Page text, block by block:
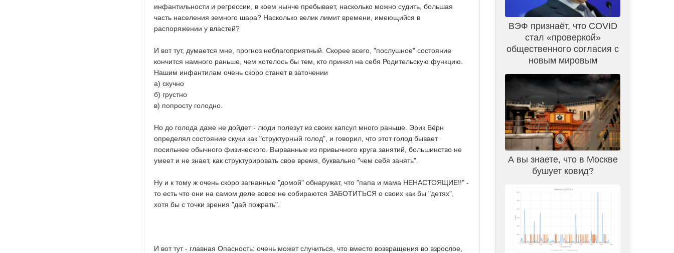
инфантильности и регрессии, в коем нынче пребывает, насколько можно судить, большая
часть населения земного шара? Насколько велик лимит времени, имеющийся в
распоряжении у властей?
И вот тут, думается мне, прогноз неблагоприятный. Скорее всего, "послушное" состояние
кончится намного раньше, чем хотелось бы тем, кто принял на себя Родительскую функцию.
Нашим инфантилам очень скоро станет в заточении
а) скучно
б) грустно
в) попросту голодно.
Но до голода даже не дойдет - люди полезут из своих капсул много раньше. Эрик Бёрн
определял состояние скуки как "структурный голод", и говорил, что этот голод бывает
посильнее обычного физического. Вырванные из привычного круга занятий, большинство не
умеет и не знает, как структурировать свое время, буквально "чем себя занять".
Ну и к тому ж очень скоро загнанные "домой" обнаружат, что "папа и мама НЕНАСТОЯЩИЕ!!" -
то есть что они на самом деле вовсе не собираются ЗАБОТИТЬСЯ о своих как бы "детях",
хотя бы с точки зрения "дай пожрать".
И вот тут - главная Опасность: очень может случиться, что вместо возвращения во взрослое,
ВЭФ признаёт, что COVID
стал «проверкой»
общественного согласия с
новым мировым
А вы знаете, что в Москве
бушует ковид?